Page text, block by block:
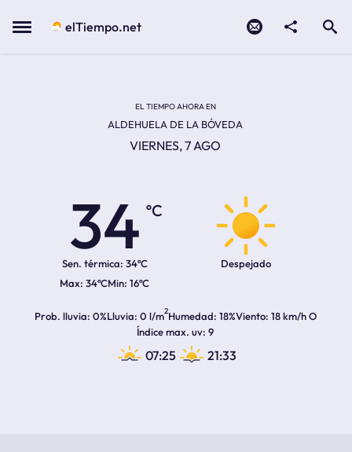
Menu elTiempo.net
EL TIEMPO AHORA EN
ALDEHUELA DE LA BÓVEDA
VIERNES, 7 AGO
34
ºC
Sen. térmica: 34ºC
34ºC 16ºC
Despejado
Prob. lluvia 0%Lluvia 0 l/m2Humedad 18%Viento 18 km/h O
Índice max. uv 9
07:25 21:33